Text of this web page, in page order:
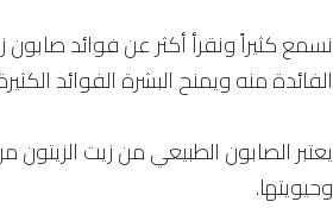
نسمع كثيراً ونقرأ أكثر عن فوائد
الفائدة منه ويمنح البشرة الفوائد
يعتبر الصابون الطبيعي من زيت
وحيويتها.